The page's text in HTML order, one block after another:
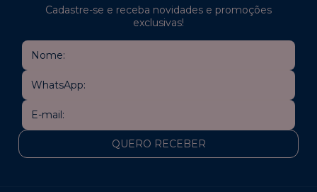
Cadastre-se e receba novidades e promoções
exclusivas!